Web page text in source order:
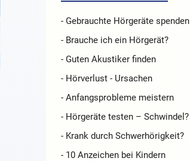
- Gebrauchte Hörgeräte spenden
- Brauche ich ein Hörgerät?
- Guten Akustiker finden
- Hörverlust - Ursachen
- Anfangsprobleme meistern
- Hörgeräte testen – Schwindel?
- Krank durch Schwerhörigkeit?
- 10 Anzeichen bei Kindern